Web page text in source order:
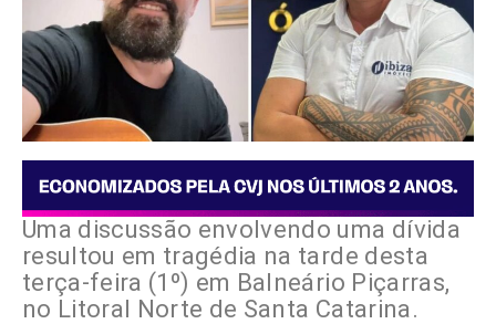
Uma discussão envolvendo uma dívida
resultou em tragédia na tarde desta
terça-feira (1º) em Balneário Piçarras,
no Litoral Norte de Santa Catarina.